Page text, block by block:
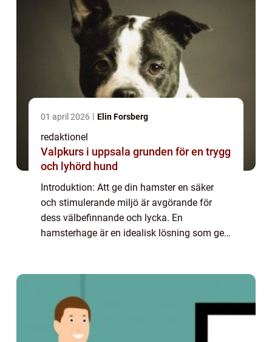
01 april 2026 Elin Forsberg
redaktionel
Valpkurs i uppsala grunden för en trygg
och lyhörd hund
Introduktion: Att ge din hamster en säker
och stimulerande miljö är avgörande för
dess välbefinnande och lycka. En
hamsterhage är en idealisk lösning som ger